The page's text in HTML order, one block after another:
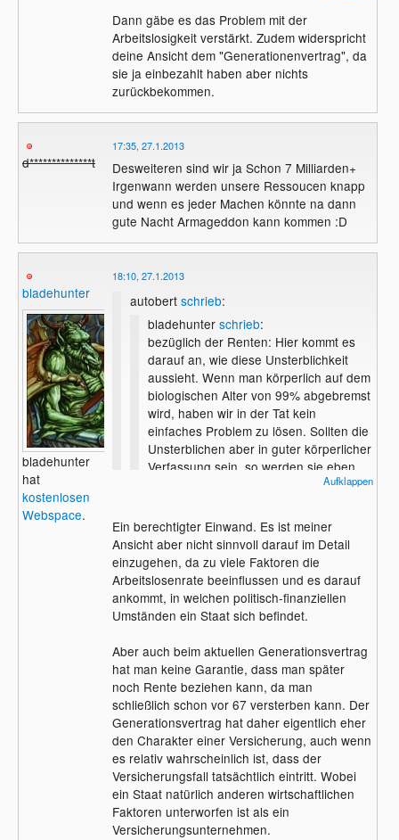
mehr selbst finanziell versorgen können,
zu versorgen.
Dann gäbe es das Problem mit der
Arbeitslosigkeit verstärkt. Zudem widerspricht
deine Ansicht dem "Generationenvertrag", da
sie ja einbezahlt haben aber nichts
zurückbekommen.
d**************t
17:35, 27.1.2013
Desweiteren sind wir ja Schon 7 Milliarden+
Irgenwann werden unsere Ressoucen knapp
und wenn es jeder Machen könnte na dann
gute Nacht Armageddon kann kommen :D
bladehunter
bladehunter
hat
kostenlosen
Webspace.
18:10, 27.1.2013
autobert schrieb:
bladehunter schrieb:
bezüglich der Renten: Hier kommt es
darauf an, wie diese Unsterblichkeit
aussieht. Wenn man körperlich auf dem
biologischen Alter von 99% abgebremst
wird, haben wir in der Tat kein
einfaches Problem zu lösen. Sollten die
Unsterblichen aber in guter körperlicher
Verfassung sein, so werden sie eben
keinen Anspruch auf Rente haben.
Zweck da: Um die Leute, die sich nicht
mehr selbst finanziell versorgen
können, zu versorgen.
Arbeitslosigkeit verstärkt. Zudem
widerspricht deine Ansicht dem
"Generationenvertrag", da sie ja einbezahlt
haben aber nichts zurückbekommen.
Aufklappen
Ein berechtigter Einwand. Es ist meiner
Ansicht aber nicht sinnvoll darauf im Detail
einzugehen, da zu viele Faktoren die
Arbeitslosenrate beeinflussen und es darauf
ankommt, in welchen politisch-finanziellen
Umständen ein Staat sich befindet.
Aber auch beim aktuellen Generationsvertrag
hat man keine Garantie, dass man später
noch Rente beziehen kann, da man
schließlich schon vor 67 versterben kann. Der
Generationsvertrag hat daher eigentlich eher
den Charakter einer Versicherung, auch wenn
es relativ wahrscheinlich ist, dass der
Versicherungsfall tatsächtlich eintritt. Wobei
ein Staat natürlich anderen wirtschaftlichen
Faktoren unterworfen ist als ein
Versicherungsunternehmen.